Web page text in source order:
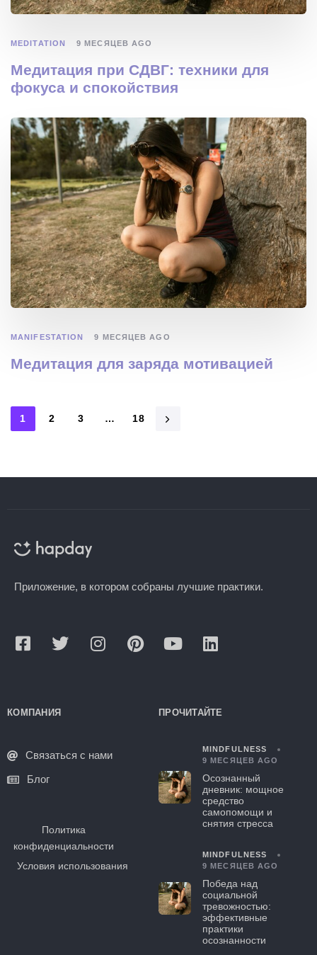
MEDITATION 9 МЕСЯЦЕВ AGO
Медитация при СДВГ: техники для
фокуса и спокойствия
MANIFESTATION 9 МЕСЯЦЕВ AGO
Медитация для заряда мотивацией
1 2 3 … 18
Приложение, в котором собраны лучшие практики.
КОМПАНИЯ
Связаться с нами
Блог
Политика
конфиденциальности
Условия использования
ПРОЧИТАЙТЕ
MINDFULNESS
9 МЕСЯЦЕВ AGO
Осознанный
дневник: мощное
средство
самопомощи и
снятия стресса
MINDFULNESS
9 МЕСЯЦЕВ AGO
Победа над
социальной
тревожностью:
эффективные
практики
осознанности